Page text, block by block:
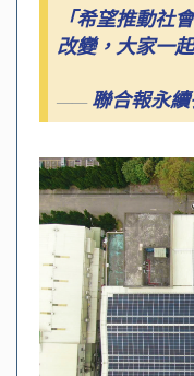
「希望推動社
改變，大家一
—— 聯合報永